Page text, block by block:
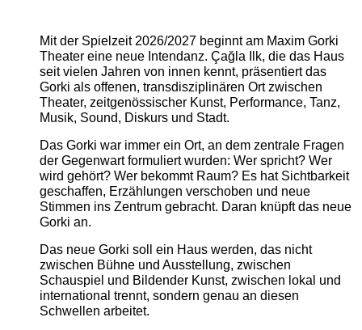
Mit der Spielzeit 2026/2027 beginnt am Maxim Gorki
Theater eine neue Intendanz. Çağla Ilk, die das Haus
seit vielen Jahren von innen kennt, präsentiert das
Gorki als offenen, transdisziplinären Ort zwischen
Theater, zeitgenössischer Kunst, Performance, Tanz,
Musik, Sound, Diskurs und Stadt.
Das Gorki war immer ein Ort, an dem zentrale Fragen
der Gegenwart formuliert wurden: Wer spricht? Wer
wird gehört? Wer bekommt Raum? Es hat Sichtbarkeit
geschaffen, Erzählungen verschoben und neue
Stimmen ins Zentrum gebracht. Daran knüpft das neue
Gorki an.
Das neue Gorki soll ein Haus werden, das nicht
zwischen Bühne und Ausstellung, zwischen
Schauspiel und Bildender Kunst, zwischen lokal und
international trennt, sondern genau an diesen
Schwellen arbeitet.